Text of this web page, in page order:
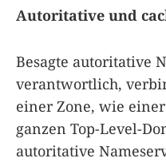
Autoritative und
Besagte autoritative
verantwortlich,
einer Zone, wie
ganzen Top-Level-
autoritative